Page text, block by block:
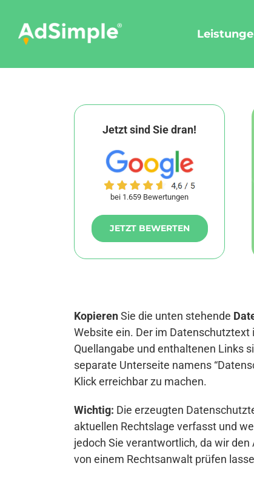
content
Jetzt sind Sie dran!
bei 1.659 Bewertungen
JETZT BEWERTEN
KopierenSie die unten stehende
Website ein. Der im
Quellangabe und enthaltenen Links
separate Unterseite namens
Klick erreichbar zu machen.
Wichtig: Die erzeugten
aktuellen Rechtslage verfasst und
jedoch Sie verantwortlich, da wir
von einem Rechtsanwalt prüfen